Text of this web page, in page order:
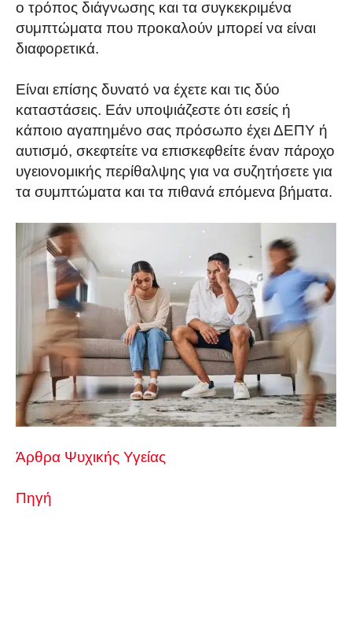
ο τρόπος διάγνωσης και τα συγκεκριμένα
συμπτώματα που προκαλούν μπορεί να είναι
διαφορετικά.
Είναι επίσης δυνατό να έχετε και τις δύο
καταστάσεις. Εάν υποψιάζεστε ότι εσείς ή
κάποιο αγαπημένο σας πρόσωπο έχει ΔΕΠΥ ή
αυτισμό, σκεφτείτε να επισκεφθείτε έναν πάροχο
υγειονομικής περίθαλψης για να συζητήσετε για
τα συμπτώματα και τα πιθανά επόμενα βήματα.
Άρθρα Ψυχικής Υγείας
Πηγή